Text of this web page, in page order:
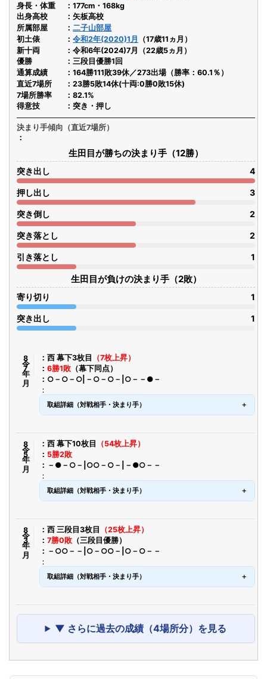
身長・体重
177cm・168kg
出身高校
矢板高校
所属部屋
二子山部屋
初土俵
令和2年(2020)1月
（17歳11ヵ月）
新十両
令和6年(2024)7月（22歳5ヵ月）
優勝
三段目優勝1回
通算成績
164勝111敗39休／273出場（勝率：60.1％）
直近7場所
23勝5敗14休(十両:0勝0敗15休)
7場所勝率
82.1%
得意技
突き・押し
決まり手傾向（直近7場所）
生田目が勝ちの決まり手（12勝）
突き出し 4
押し出し 3
突き倒し 2
突き落とし 2
引き落とし 1
生田目が負けの決まり手（2敗）
寄り切り 1
突き出し 1
令8年7月 西 幕下3枚目
（7枚上昇）
6勝1敗 （幕下同点）
○－○－○|－○－○－|○－－●－
取組詳細（対戦相手・決まり手）
令8年5月 西 幕下10枚目
（54枚上昇）
5勝2敗
－●－○－|○○－○－|－●○－－
取組詳細（対戦相手・決まり手）
令8年3月 西 三段目3枚目
（25枚上昇）
7勝0敗 （三段目優勝）
－○○－－|○－○○－|○－○－－
取組詳細（対戦相手・決まり手）
▼ さらに過去の成績（4場所分）を見る